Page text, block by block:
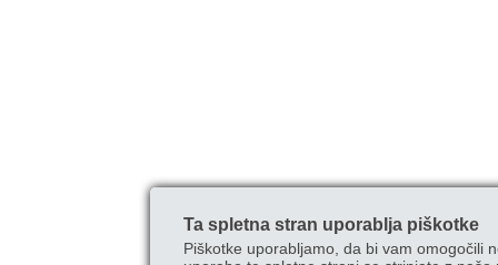
Ta spletna stran uporablja piškotke
Piškotke uporabljamo, da bi vam omogočili